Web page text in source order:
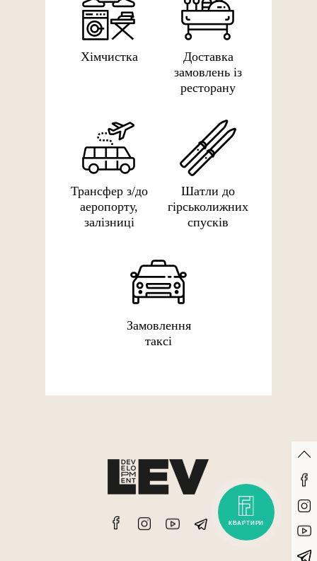
Хімчистка
Доставка
замовлень із
ресторану
Трансфер з/до
аеропорту,
залізниці
Шатли до
гірськолижних
спусків
Замовлення
таксі
КВАРТИРИ